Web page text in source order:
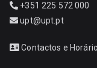
+351 225 572 000
upt@upt.pt
Contactos e